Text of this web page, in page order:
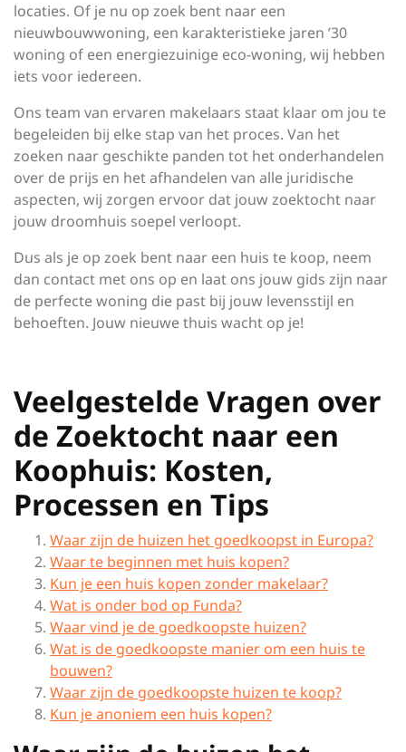
locaties. Of je nu op zoek bent naar een
nieuwbouwwoning, een karakteristieke jaren ’30
woning of een energiezuinige eco-woning, wij hebben
iets voor iedereen.
Ons team van ervaren makelaars staat klaar om jou te
begeleiden bij elke stap van het proces. Van het
zoeken naar geschikte panden tot het onderhandelen
over de prijs en het afhandelen van alle juridische
aspecten, wij zorgen ervoor dat jouw zoektocht naar
jouw droomhuis soepel verloopt.
Dus als je op zoek bent naar een huis te koop, neem
dan contact met ons op en laat ons jouw gids zijn naar
de perfecte woning die past bij jouw levensstijl en
behoeften. Jouw nieuwe thuis wacht op je!
Veelgestelde Vragen over
de Zoektocht naar een
Koophuis: Kosten,
Processen en Tips
Waar zijn de huizen het goedkoopst in Europa?
Waar te beginnen met huis kopen?
Kun je een huis kopen zonder makelaar?
Wat is onder bod op Funda?
Waar vind je de goedkoopste huizen?
Wat is de goedkoopste manier om een huis te
bouwen?
Waar zijn de goedkoopste huizen te koop?
Kun je anoniem een huis kopen?